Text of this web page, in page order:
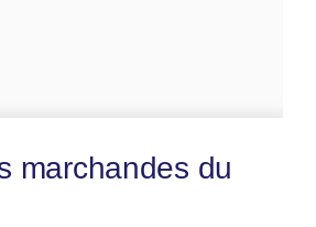
marchandes du